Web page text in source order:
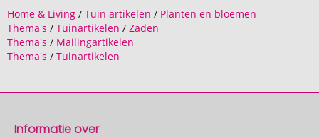
Home & Living / Tuin artikelen / Planten en bloemen
Thema's / Tuinartikelen / Zaden
Thema's / Mailingartikelen
Thema's / Tuinartikelen
Informatie over